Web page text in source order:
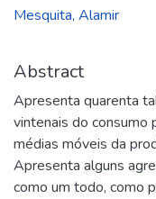
Mesquita, Alamir
Abstract
Apresenta quarenta
vintenais do consumo
médias móveis da
Apresenta alguns
como um todo, como